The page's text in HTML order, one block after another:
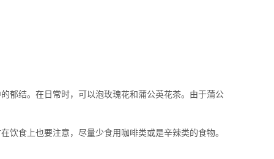
结。在日常时，可以泡玫瑰花和蒲公英花茶。由于蒲公
食上也要注意，尽量少食用咖啡类或是辛辣类的食物。